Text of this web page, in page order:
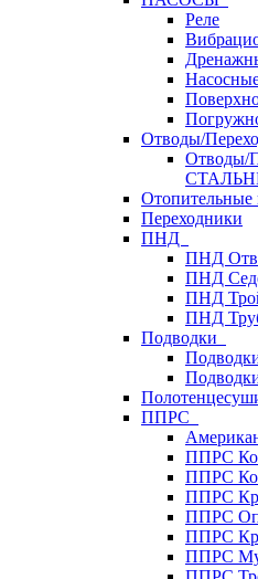
Реле
Отводы/
Отводы/
Отопительные
Переходники
ПНД
ПНД
ПНД
ПНД
ПНД
Подводки
ППРС
ППРС
ППРС
ППРС
ППРС
ППРС
ППРС